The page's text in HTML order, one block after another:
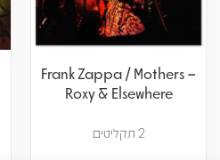
Frank Zappa / Mothers –
Roxy & Elsewhere
2 תקליטים